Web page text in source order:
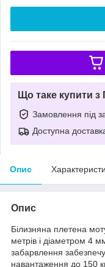
Що таке купити
Замовлення під
Доступна
Опис
Опис
Білизняна плетена
метрів і діаметром 4
забарвлення
навантаження до 150